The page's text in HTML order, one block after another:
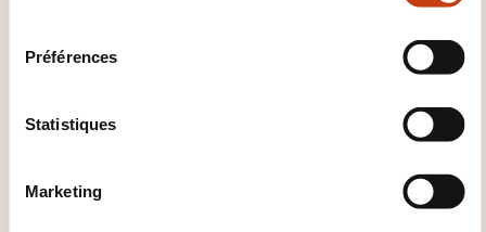
Préférences
Statistiques
Marketing
23.10.2026